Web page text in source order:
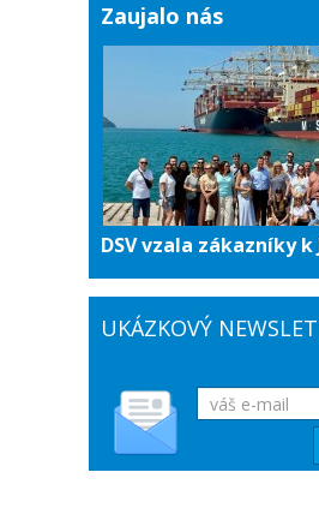
Zaujalo nás
DSV vzala zákazníky k
UKÁZKOVÝ